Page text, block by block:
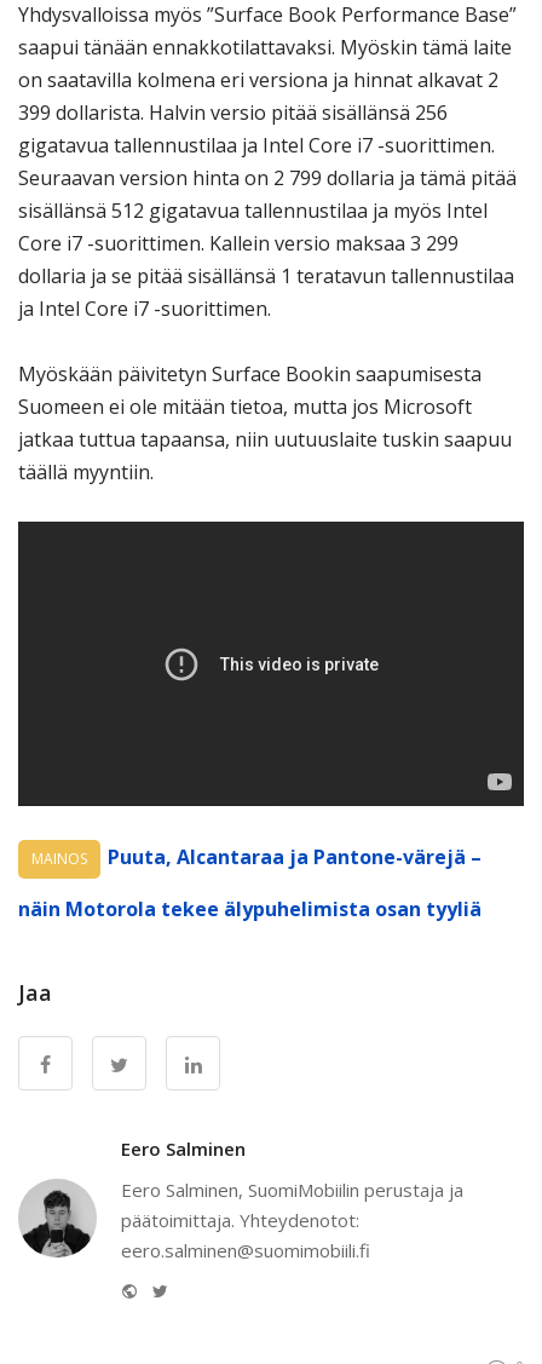
Yhdysvalloissa myös ”Surface Book Performance Base”
saapui tänään ennakkotilattavaksi. Myöskin tämä laite
on saatavilla kolmena eri versiona ja hinnat alkavat 2
399 dollarista. Halvin versio pitää sisällänsä 256
gigatavua tallennustilaa ja Intel Core i7 -suorittimen.
Seuraavan version hinta on 2 799 dollaria ja tämä pitää
sisällänsä 512 gigatavua tallennustilaa ja myös Intel
Core i7 -suorittimen. Kallein versio maksaa 3 299
dollaria ja se pitää sisällänsä 1 teratavun tallennustilaa
ja Intel Core i7 -suorittimen.
Myöskään päivitetyn Surface Bookin saapumisesta
Suomeen ei ole mitään tietoa, mutta jos Microsoft
jatkaa tuttua tapaansa, niin uutuuslaite tuskin saapuu
täällä myyntiin.
MAINOS
Puuta, Alcantaraa ja Pantone-värejä –
näin Motorola tekee älypuhelimista osan tyyliä
Jaa
Eero Salminen
Eero Salminen, SuomiMobiilin perustaja ja
päätoimittaja. Yhteydenotot:
eero.salminen@suomimobiili.fi
Website